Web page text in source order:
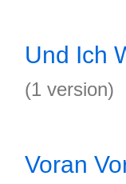
Und Ich
(1 version)
Voran